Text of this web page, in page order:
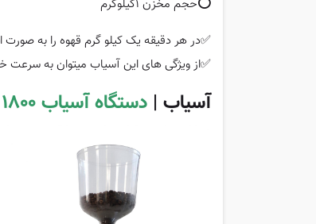
✅در هر دقیقه یک کیلو گرم قهوه را به
✅از ویژگی های این آسیاب میتوان به
آسیاب | دستگاه آسیاب 1800 لبنانی